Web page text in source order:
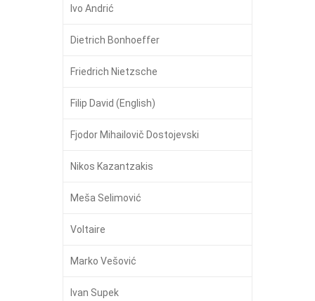
Ivo Andrić
Dietrich Bonhoeffer
Friedrich Nietzsche
Filip David (English)
Fjodor Mihailovič Dostojevski
Nikos Kazantzakis
Meša Selimović
Voltaire
Marko Vešović
Ivan Supek